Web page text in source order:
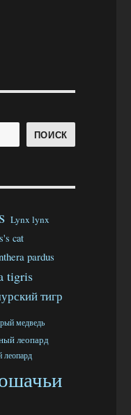
ПОИСК
Lynx lynx
cat
pardus
tigris
тигр
медведь
леопард